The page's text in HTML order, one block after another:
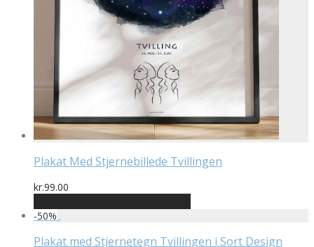
Plakat Med Stjernebillede Tvillingen
kr.99.00
-50%
Plakat med Stjernetegn Tvillingen i Sort Design